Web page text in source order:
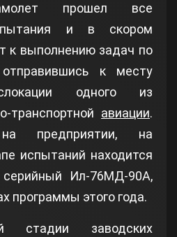
прошел все
и в скором
к выполнению задач по
отправившись к месту
одного из
транспортной авиации.
предприятии, на
испытаний находится
Ил-76МД-90А,
программы этого года.
стадии заводских